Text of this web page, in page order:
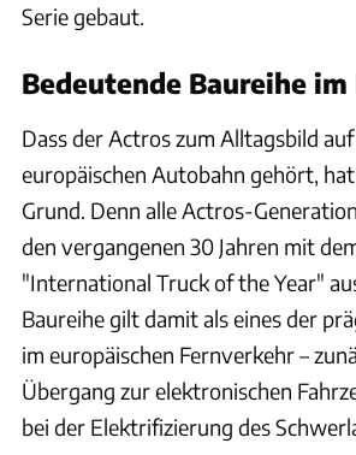
Serie gebaut.
Bedeutende Baureihe
Dass der Actros zum Alltagsbild
europäischen Autobahn gehört,
Grund. Denn alle Actros-
den vergangenen 30 Jahren mit
"International Truck of the Year"
Baureihe gilt damit als eines der
im europäischen Fernverkehr –
Übergang zur elektronischen
bei der Elektrifizierung des